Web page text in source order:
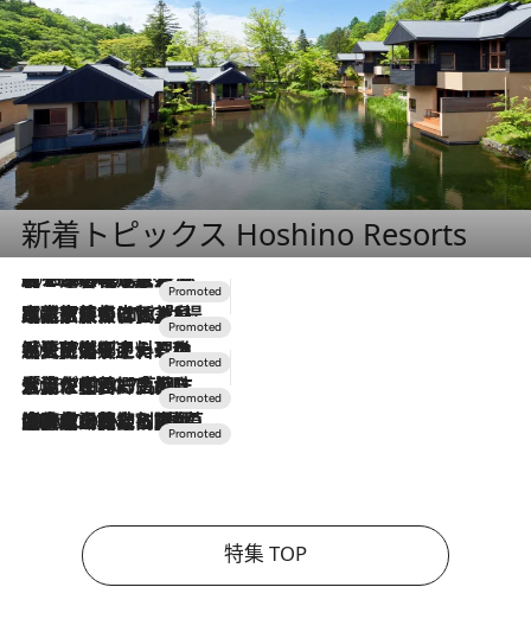
新着トピックス Hoshino Resorts
2026.8.7
【トンボの足水浴】ヒノキの香りに包まれて涼感マックス！約13℃の湧水かけ流しを避暑地「星野温泉 トンボの湯」で体験
2026.7.31
【ホテル帰省】という選択肢をOMOが提案。家族とほどよい距離を保つには「昼は実家、夜は気兼ねなくホテルで！」
2026.7.24
【夏限定ディナーコース】旬を迎える稚鮎や花ズッキーニなどをイタリア・トスカーナの郷土料理の手法で満喫！
2026.7.17
「土佐和ハーブかき氷」がOMO7高知に登場！生姜、山椒、大葉など目にも舌にも涼を呼ぶ郷土の味
2026.7.10
NEW OPEN！【界 草津】名湯の地に誕生。趣の異なる2種の温泉と上州ならではの会席・蕎麦割烹など美食を味わう究極の癒やし旅
特集 TOP